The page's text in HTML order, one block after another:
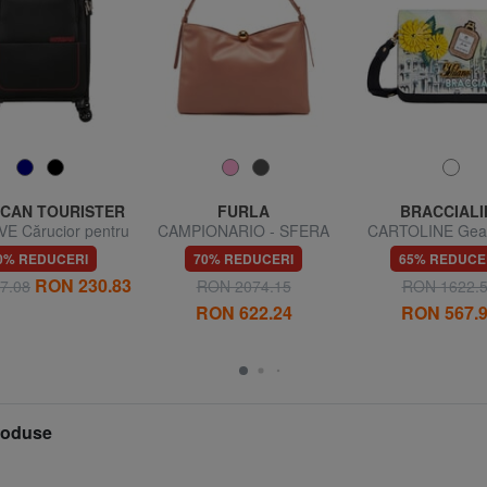
TOURISTER
Cărucior pentru
de mână
REDUCERI
RON 230.83
FURLA
CAMPIONARIO - SFERA
SOFT Geantă de umăr,
piele, fabricată în Italia
70% REDUCERI
RON 2074.15
RON 622.24
CARTOLINE
umăr S
65%
RON
RON